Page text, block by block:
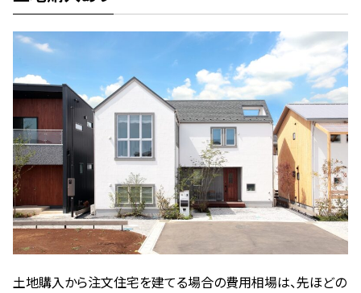
土地購入から注文住宅を建てる場合の費用相場は、先ほどの